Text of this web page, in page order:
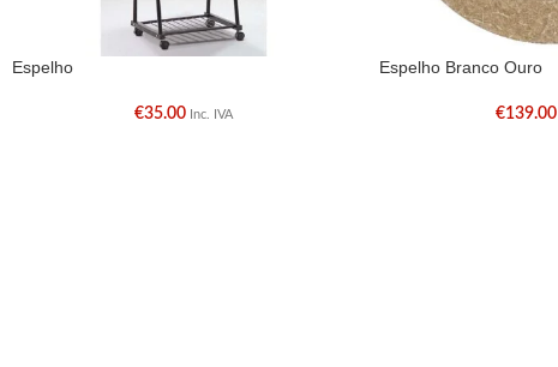
Espelho
€35.00 Inc. IVA
Espelho Branco Ouro
€139.00